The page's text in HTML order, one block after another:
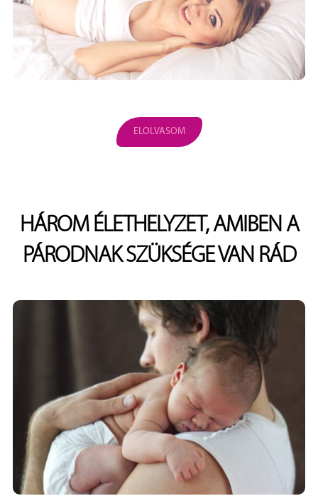
ELOLVASOM
HÁROM ÉLETHELYZET, AMIBEN A
PÁRODNAK SZÜKSÉGE VAN RÁD